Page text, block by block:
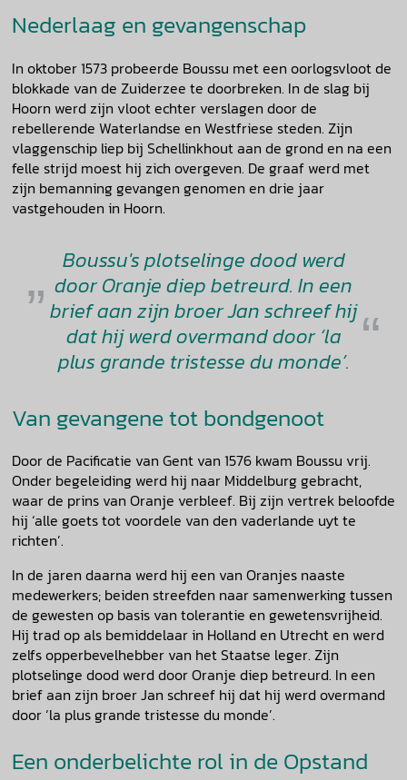
Nederlaag en gevangenschap
In oktober 1573 probeerde Boussu met een oorlogsvloot de
blokkade van de Zuiderzee te doorbreken. In de slag bij
Hoorn werd zijn vloot echter verslagen door de
rebellerende Waterlandse en Westfriese steden. Zijn
vlaggenschip liep bij Schellinkhout aan de grond en na een
felle strijd moest hij zich overgeven. De graaf werd met
zijn bemanning gevangen genomen en drie jaar
vastgehouden in Hoorn.
Boussu's plotselinge dood werd
door Oranje diep betreurd. In een
brief aan zijn broer Jan schreef hij
dat hij werd overmand door ‘la
plus grande tristesse du monde’.
Van gevangene tot bondgenoot
Door de Pacificatie van Gent van 1576 kwam Boussu vrij.
Onder begeleiding werd hij naar Middelburg gebracht,
waar de prins van Oranje verbleef. Bij zijn vertrek beloofde
hij ‘alle goets tot voordele van den vaderlande uyt te
richten’.
In de jaren daarna werd hij een van Oranjes naaste
medewerkers; beiden streefden naar samenwerking tussen
de gewesten op basis van tolerantie en gewetensvrijheid.
Hij trad op als bemiddelaar in Holland en Utrecht en werd
zelfs opperbevelhebber van het Staatse leger. Zijn
plotselinge dood werd door Oranje diep betreurd. In een
brief aan zijn broer Jan schreef hij dat hij werd overmand
door ‘la plus grande tristesse du monde’.
Een onderbelichte rol in de Opstand